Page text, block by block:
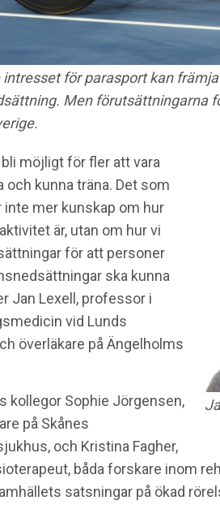
intresset för parasport kan
Men förutsättningarna
möjligt för fler att vara
kunna träna. Det som
inte mer kunskap om hur
är, utan om hur vi
för att personer
ska kunna
Jan Lexell, professor i
vid Lunds
överläkare på Ängelholms
kollegor Sophie Jörgensen,
på Skånes
och Kristina Fagher,
båda forskare inom
satsningar på ökad